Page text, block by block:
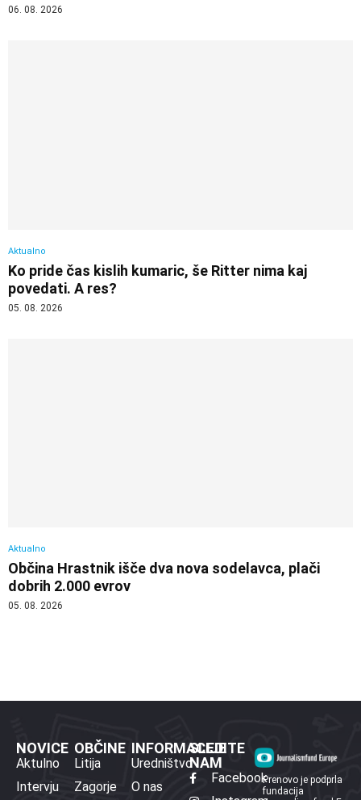
06. 08. 2026
Aktualno
Ko pride čas kislih kumaric, še Ritter nima kaj
povedati. A res?
05. 08. 2026
Aktualno
Občina Hrastnik išče dva nova sodelavca, plači
dobrih 2.000 evrov
05. 08. 2026
NOVICE
Aktulno
Intervju
OBČINE
Litija
Zagorje
INFORMACIJE
Uredništvo
O nas
SLEDITE
NAM
FacebookPrenovo je podprla
fundacija